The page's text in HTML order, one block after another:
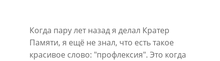
Когда пару лет назад я делал Кратер
Памяти, я ещё не знал, что есть такое
красивое слово: "профлексия". Это когда